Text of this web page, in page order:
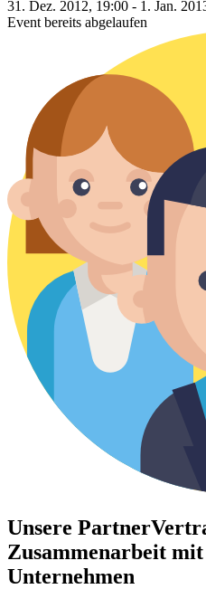
31. Dez. 2012, 19:00 - 1. Jan.
Event bereits abgelaufen
Unsere Partner
Zusammenarbeit mit
Unternehmen